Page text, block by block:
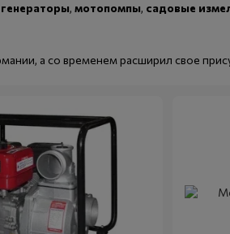
генераторы, мотопомпы, садовые
а со временем расширил свое
начал свою деятельность в
насосного оборудования для
течением времени VULKAN
садовых измельчителей и